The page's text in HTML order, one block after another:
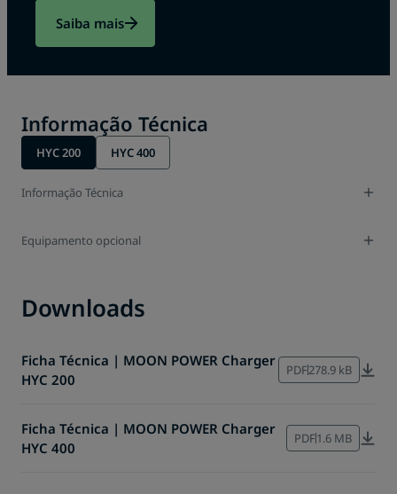
Saiba mais
Informação Técnica
HYC 200 HYC 400
Informação Técnica
Equipamento opcional
Downloads
Ficha Técnica | MOON POWER Charger
HYC 200
PDF278.9 kB
Ficha Técnica | MOON POWER Charger
HYC 400
PDF1.6 MB